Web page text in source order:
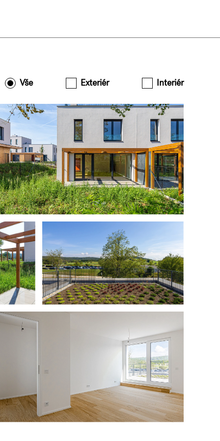
Vše Exteriér Interiér